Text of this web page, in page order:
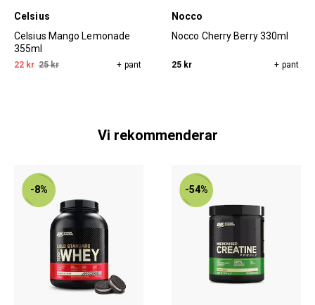
Celsius
Celsius Mango Lemonade
355ml
22 kr 25 kr + pant
Nocco
Nocco Cherry Berry 330ml
25 kr + pant
Vi rekommenderar
-8% -54%